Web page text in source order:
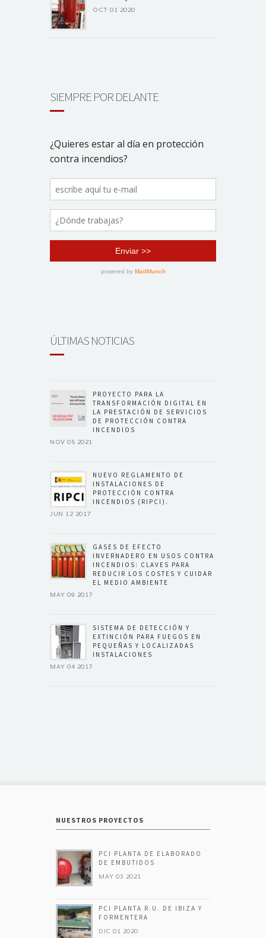
OCT 01 2020
SIEMPRE POR DELANTE
ÚLTIMAS NOTICIAS
PROYECTO PARA LA
TRANSFORMACIÓN DIGITAL EN
LA PRESTACIÓN DE SERVICIOS
DE PROTECCIÓN CONTRA
INCENDIOS
NOV 05 2021
NUEVO REGLAMENTO DE
INSTALACIONES DE
PROTECCIÓN CONTRA
INCENDIOS (RIPCI).
JUN 12 2017
GASES DE EFECTO
INVERNADERO EN USOS CONTRA
INCENDIOS: CLAVES PARA
REDUCIR LOS COSTES Y CUIDAR
EL MEDIO AMBIENTE
MAY 09 2017
SISTEMA DE DETECCIÓN Y
EXTINCIÓN PARA FUEGOS EN
PEQUEÑAS Y LOCALIZADAS
INSTALACIONES
MAY 04 2017
NUESTROS PROYECTOS
PCI PLANTA DE ELABORADO
DE EMBUTIDOS
MAY 03 2021
PCI PLANTA R.U. DE IBIZA Y
FORMENTERA
DIC 01 2020